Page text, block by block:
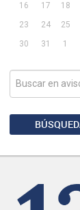
16
17 18
23
24 25
30
31 1